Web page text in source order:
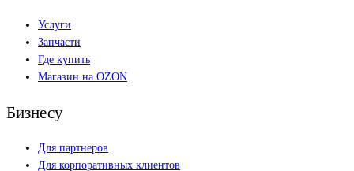
Услуги
Запчасти
Где купить
Магазин на OZON
Бизнесу
Для партнеров
Для корпоративных клиентов